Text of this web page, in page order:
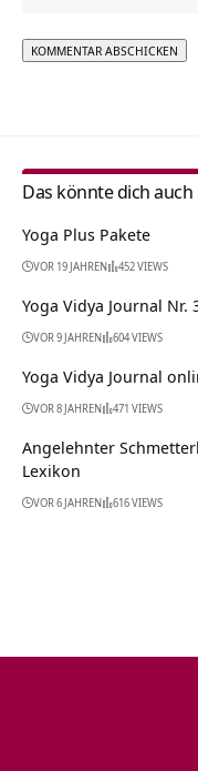
Das könnte dich
Yoga Plus Pakete
VOR 19 JAHREN 452 VIEWS
Yoga Vidya Journal Nr.
VOR 9 JAHREN 604 VIEWS
Yoga Vidya Journal
VOR 8 JAHREN 471 VIEWS
Angelehnter
Lexikon
VOR 6 JAHREN 616 VIEWS